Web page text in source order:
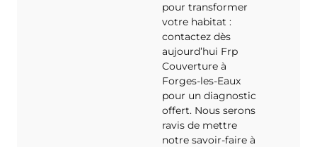
pour transformer
votre habitat :
contactez dès
aujourd’hui Frp
Couverture à
Forges-les-Eaux
pour un diagnostic
offert. Nous serons
ravis de mettre
notre savoir-faire à